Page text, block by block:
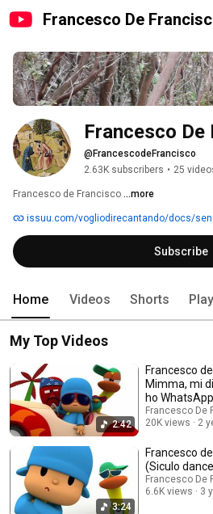
Francesco De
Francesco De
@FrancescodeFrancisco
2.63K subscribers • 25
Francesco de Francisco ...more
issuu.com/vogliodirecantando/docs/
Subscribe
Home Videos Shorts
My Top Videos
2:42
Francesco
Mimma, mi
ho WhatsApp
Francesco De
20K views
2
3:24
Francesco
(Siculo
Francesco De
6.6K views
3